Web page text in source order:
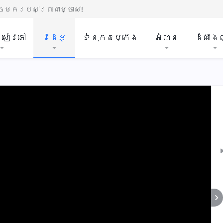
ករបស់ព្រះជាម្ចាស់!
វភៅ វីដេអូ ទំនុកតម្កើង អំណាន ដំណឹង